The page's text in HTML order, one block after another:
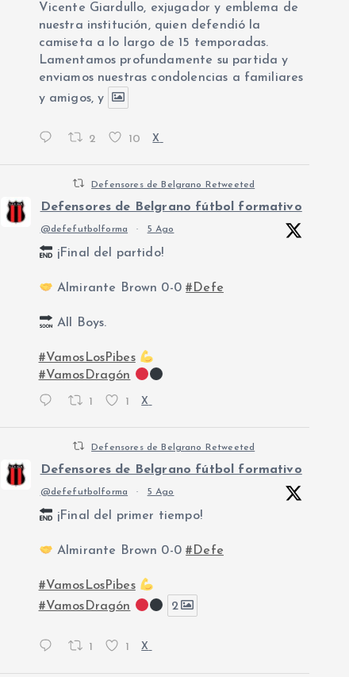
Vicente Giardullo, exjugador y emblema de
nuestra institución, quien defendió la
camiseta a lo largo de 15 temporadas.
Lamentamos profundamente su partida y
enviamos nuestras condolencias a familiares
y amigos, y
2 10 X
Defensores de Belgrano Retweeted
Defensores de Belgrano fútbol formativo
@defefutbolforma · 5 Ago
¡Final del partido!
Almirante Brown 0-0#Defe
All Boys.
#VamosLosPibes
#VamosDragón
1 1 X
Defensores de Belgrano Retweeted
Defensores de Belgrano fútbol formativo
@defefutbolforma · 5 Ago
¡Final del primer tiempo!
Almirante Brown 0-0#Defe
#VamosLosPibes
#VamosDragón
2
1 1 X